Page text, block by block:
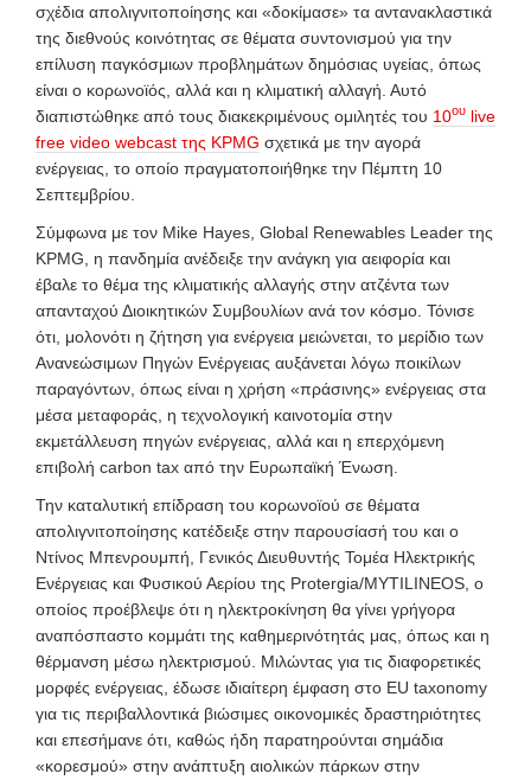
σχέδια απολιγνιτοποίησης και «δοκίμασε» τα αντανακλαστικά
της διεθνούς κοινότητας σε θέματα συντονισμού για την
επίλυση παγκόσμιων προβλημάτων δημόσιας υγείας, όπως
είναι ο κορωνοϊός, αλλά και η κλιματική αλλαγή. Αυτό
διαπιστώθηκε από τους διακεκριμένους ομιλητές του 10ου live
free video webcast της KPMG σχετικά με την αγορά
ενέργειας, το οποίο πραγματοποιήθηκε την Πέμπτη 10
Σεπτεμβρίου.
Σύμφωνα με τον Mike Hayes, Global Renewables Leader της
KPMG, η πανδημία ανέδειξε την ανάγκη για αειφορία και
έβαλε το θέμα της κλιματικής αλλαγής στην ατζέντα των
απανταχού Διοικητικών Συμβουλίων ανά τον κόσμο. Τόνισε
ότι, μολονότι η ζήτηση για ενέργεια μειώνεται, το μερίδιο των
Ανανεώσιμων Πηγών Ενέργειας αυξάνεται λόγω ποικίλων
παραγόντων, όπως είναι η χρήση «πράσινης» ενέργειας στα
μέσα μεταφοράς, η τεχνολογική καινοτομία στην
εκμετάλλευση πηγών ενέργειας, αλλά και η επερχόμενη
επιβολή carbon tax από την Ευρωπαϊκή Ένωση.
Την καταλυτική επίδραση του κορωνοϊού σε θέματα
απολιγνιτοποίησης κατέδειξε στην παρουσίασή του και ο
Ντίνος Μπενρουμπή, Γενικός Διευθυντής Τομέα Ηλεκτρικής
Ενέργειας και Φυσικού Αερίου της Protergia/MYTILINEOS, ο
οποίος προέβλεψε ότι η ηλεκτροκίνηση θα γίνει γρήγορα
αναπόσπαστο κομμάτι της καθημερινότητάς μας, όπως και η
θέρμανση μέσω ηλεκτρισμού. Μιλώντας για τις διαφορετικές
μορφές ενέργειας, έδωσε ιδιαίτερη έμφαση στο EU taxonomy
για τις περιβαλλοντικά βιώσιμες οικονομικές δραστηριότητες
και επεσήμανε ότι, καθώς ήδη παρατηρούνται σημάδια
«κορεσμού» στην ανάπτυξη αιολικών πάρκων στην